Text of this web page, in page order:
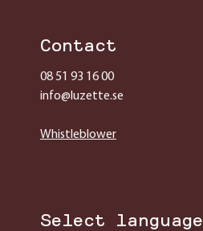
Contact
08 51 93 16 00
info@luzette.se
Whistleblower
Select language